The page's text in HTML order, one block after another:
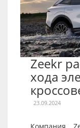
Zeekr
хода
23.09.2024